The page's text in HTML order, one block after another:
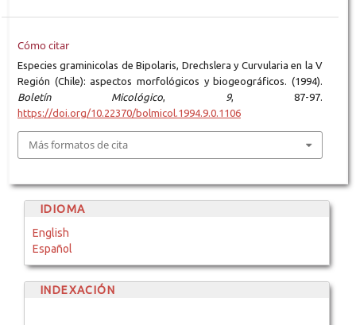
Cómo citar
Especies graminicolas de Bipolaris, Drechslera y Curvularia en la V
Región (Chile): aspectos morfológicos y biogeográficos. (1994).
Boletín Micológico, 9, 87-97.
https://doi.org/10.22370/bolmicol.1994.9.0.1106
Más formatos de cita
IDIOMA
English
Español
INDEXACIÓN